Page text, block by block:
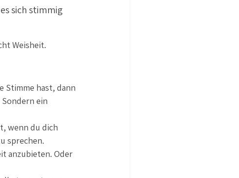
sich stimmig
Weisheit.
Stimme hast, dann
ein
wenn du dich
sprechen.
anzubieten. Oder